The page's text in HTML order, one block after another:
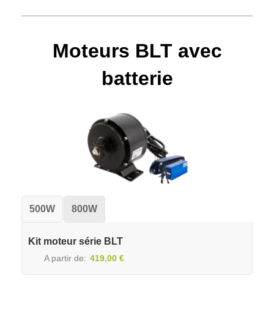
Moteurs BLT avec
batterie
500W 800W
Kit moteur série BLT
A partir de 419,00 €